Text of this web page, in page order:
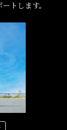
トします。